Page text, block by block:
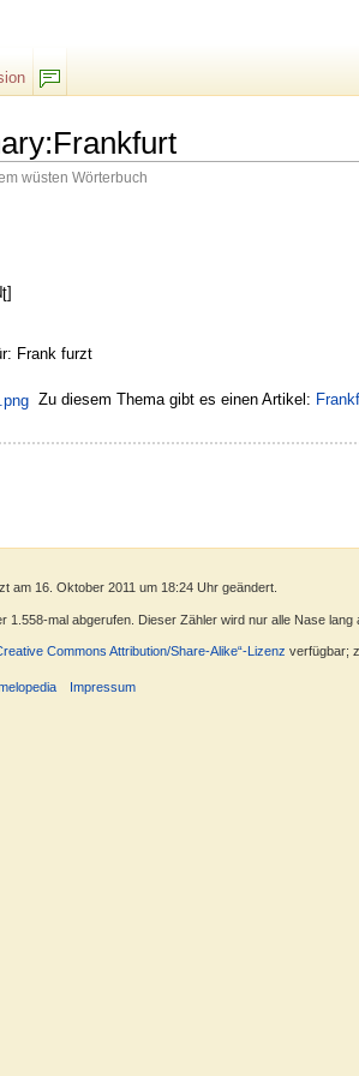
wüsten Wörterbuch
Frank furzt
Zu diesem Thema gibt es einen Artikel:
am 16. Oktober 2011 um 18:24 Uhr geändert.
1.558-mal abgerufen. Dieser Zähler wird nur alle Nase lang
Commons Attribution/Share-Alike“-Lizenz verfügbar;
Impressum